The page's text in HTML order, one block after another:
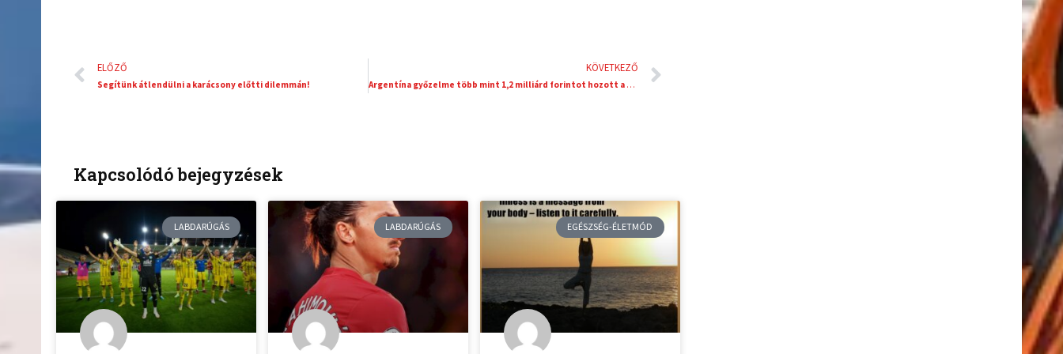
Előző
ELŐZŐ
Segítünk átlendülni a karácsony előtti dilemmán!
KÖVETKEZŐ
Argentína győzelme több mint 1,2 milliárd forintot hozott a Tippmixen és a Tippmixprón fogadóknak
Kapcsolódó bejegyzések
LABDARÚGÁS LABDARÚGÁS EGÉSZSÉG-ÉLETMÓD